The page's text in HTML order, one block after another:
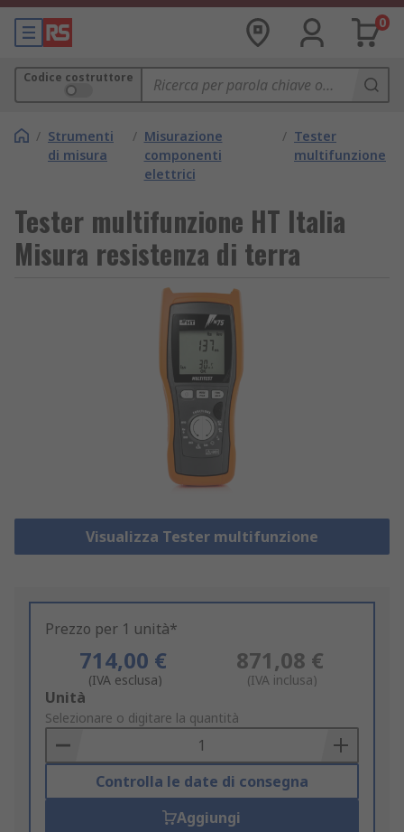
0
Codice costruttore
/ Strumenti
di misura
/ Misurazione
componenti
elettrici
/ Tester
multifunzione
Tester multifunzione HT Italia
Misura resistenza di terra
Visualizza Tester multifunzione
Prezzo per 1 unità*
714,00 €
(IVA esclusa)
871,08 €
(IVA inclusa)
Add
to
Basket
Unità
Selezionare o digitare la quantità
Controlla le date di consegna
Aggiungi